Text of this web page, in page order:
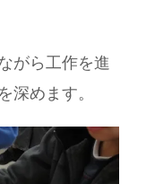
がら工作を進
深めます。